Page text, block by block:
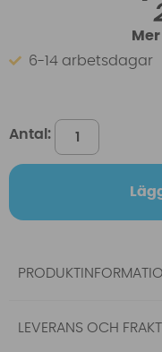
6-14 arbetsdagar
Antal:
LEVERANS OCH FRAKT